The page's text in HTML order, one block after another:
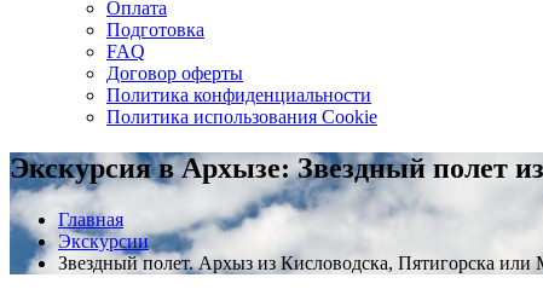
Оплата
Подготовка
FAQ
Договор оферты
Политика конфиденциальности
Политика использования Cookie
Экскурсия в Архызе: Звездный полет
Главная
Экскурсии
Звездный полет. Архыз из Кисловодска, Пятигорска